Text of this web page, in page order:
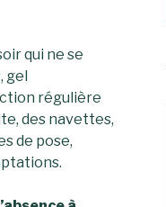
qui ne se
régulière
des navettes,
de pose,